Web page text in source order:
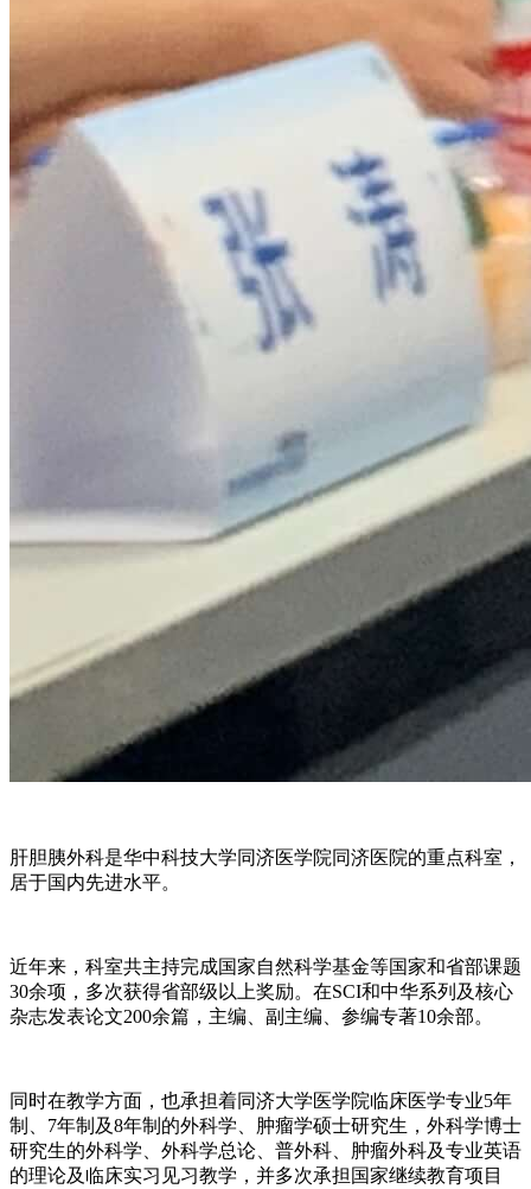
肝胆胰外科是华中科技大学同济医学院同济医院的重点科室，
居于国内先进水平。
近年来，科室共主持完成国家自然科学基金等国家和省部课题
30余项，多次获得省部级以上奖励。在SCI和中华系列及核心
杂志发表论文200余篇，主编、副主编、参编专著10余部。
同时在教学方面， 也承担着同济大学医学院临床医学专业5年
制、7年制及8年制的外科学、肿瘤学硕士研究生，外科学博士
研究生的外科学、外科学总论、普外科、肿瘤外科及专业英语
的理论及临床实习见习教学， 并多次承担国家继续教育项目